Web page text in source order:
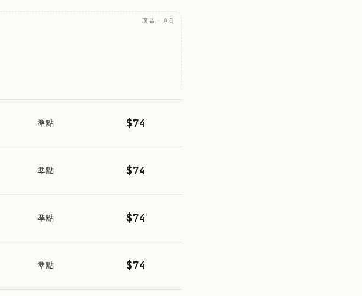
廣告 · AD
準點 $74
準點 $74
準點 $74
準點 $74